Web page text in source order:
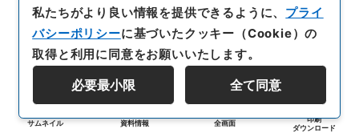
サムネイル 資料情報 全画面
印刷
ダウンロード
私たちがより良い情報を提供できるように、 プライ
バシーポリシーに基づいたクッキー（Cookie）の
取得と利用に同意をお願いいたします。
必要最小限 全て同意